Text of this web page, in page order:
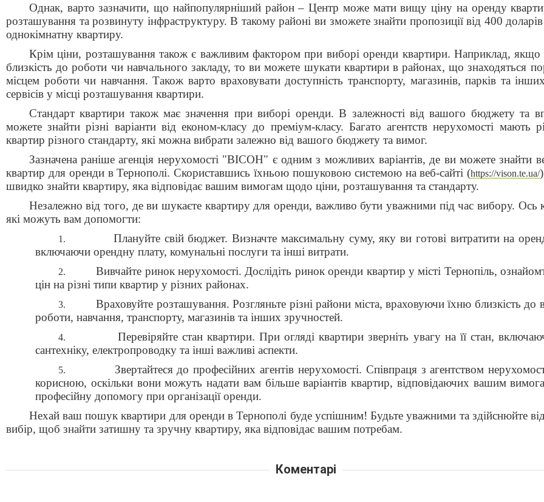
Однак, варто зазначити, що найпопулярніший район – Центр може мати вищу ціну на оренду
розташування та розвинуту інфраструктуру. В такому районі ви зможете знайти пропозиції від 400
однокімнатну квартиру.
Крім ціни, розташування також є важливим фактором при виборі оренди квартири. Наприклад, якщо
близкість до роботи чи навчального закладу, то ви можете шукати квартири в районах, що знаходяться
місцем роботи чи навчання. Також варто враховувати доступність транспорту, магазинів, парків та
сервісів у місці розташування квартири.
Стандарт квартири також має значення при виборі оренди. В залежності від вашого бюджету та
можете знайти різні варіанти від економ-класу до преміум-класу. Багато агентств нерухомості мають
квартир різного стандарту, які можна вибрати залежно від вашого бюджету та вимог.
Зазначена раніше агенція нерухомості "ВІСОН" є одним з можливих варіантів, де ви можете знайти
квартир для оренди в Тернополі. Скориставшись їхньою пошуковою системою на веб-сайті (https://vison.te.ua/
швидко знайти квартиру, яка відповідає вашим вимогам щодо ціни, розташування та стандарту.
Незалежно від того, де ви шукаєте квартиру для оренди, важливо бути уважними під час вибору. Ось
які можуть вам допомогти:
1.
Плануйте свій бюджет. Визначте максимальну суму, яку ви готові витратити на
включаючи орендну плату, комунальні послуги та інші витрати.
2.
Вивчайте ринок нерухомості. Дослідіть ринок оренди квартир у місті Тернопіль,
цін на різні типи квартир у різних районах.
3.
Враховуйте розташування. Розгляньте різні райони міста, враховуючи їхню близкість до
роботи, навчання, транспорту, магазинів та інших зручностей.
4.
Перевіряйте стан квартири. При огляді квартири зверніть увагу на її стан,
сантехніку, електропроводку та інші важливі аспекти.
5.
Звертайтеся до професійних агентів нерухомості. Співпраця з агентством
корисною, оскільки вони можуть надати вам більше варіантів квартир, відповідаючих вашим
професійну допомогу при організації оренди.
Нехай ваш пошук квартири для оренди в Тернополі буде успішним! Будьте уважними та здійснюйте
вибір, щоб знайти затишну та зручну квартиру, яка відповідає вашим потребам.
Коментарі